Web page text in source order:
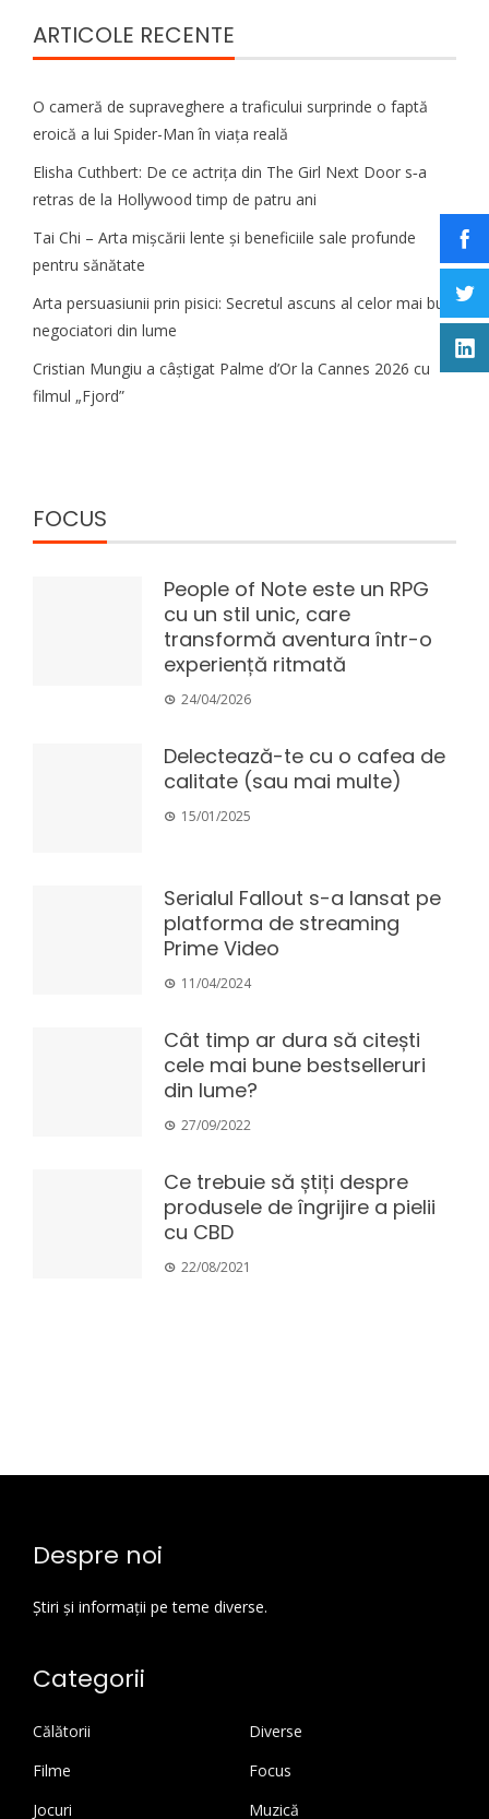
ARTICOLE RECENTE
O cameră de supraveghere a traficului surprinde o faptă
eroică a lui Spider-Man în viața reală
Elisha Cuthbert: De ce actrița din The Girl Next Door s‑a
retras de la Hollywood timp de patru ani
Tai Chi – Arta mișcării lente și beneficiile sale profunde
pentru sănătate
Arta persuasiunii prin pisici: Secretul ascuns al celor mai buni
negociatori din lume
Cristian Mungiu a câștigat Palme d’Or la Cannes 2026 cu
filmul „Fjord”
FOCUS
People of Note este un RPG
cu un stil unic, care
transformă aventura într-o
experiență ritmată
24/04/2026
Delectează-te cu o cafea de
calitate (sau mai multe)
15/01/2025
Serialul Fallout s-a lansat pe
platforma de streaming
Prime Video
11/04/2024
Cât timp ar dura să citești
cele mai bune bestselleruri
din lume?
27/09/2022
Ce trebuie să știți despre
produsele de îngrijire a pielii
cu CBD
22/08/2021
Despre noi
Știri și informații pe teme diverse.
Categorii
Călătorii
Diverse
Filme
Focus
Jocuri
Muzică